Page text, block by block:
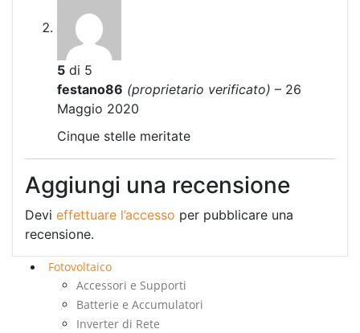
5 di 5
festano86 (proprietario verificato) – 26
Maggio 2020
Cinque stelle meritate
Aggiungi una recensione
Devi effettuare l’accesso per pubblicare una
recensione.
Fotovoltaico
Accessori e Supporti
Batterie e Accumulatori
Inverter di Rete